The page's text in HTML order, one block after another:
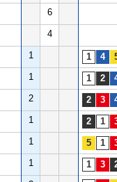
6
4
1
1
2
1
1
1